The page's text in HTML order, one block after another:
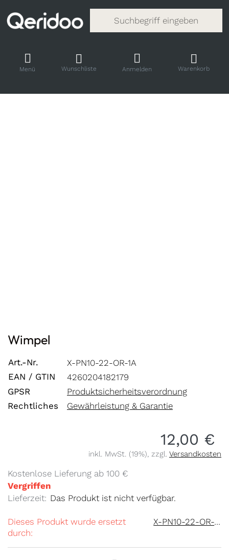
Menü Wunschliste Anmelden Warenkorb
Wimpel
Art.-Nr.
X-PN10-22-OR-1A
EAN / GTIN
4260204182179
GPSR
Produktsicherheitsverordnung
Rechtliches
Gewährleistung & Garantie
12,00 €
inkl. MwSt. (19%), zzgl. Versandkosten
Kostenlose Lieferung ab 100 €
Vergriffen
Lieferzeit: Das Produkt ist nicht verfügbar.
Dieses Produkt wurde ersetzt
durch:
X-PN10-22-OR-1B